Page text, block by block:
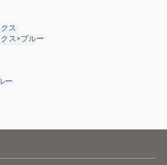
ス
ス×ブルー
ー